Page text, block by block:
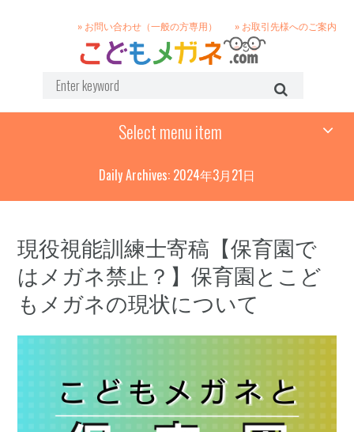
» お問い合わせ（一般の方専用） » お取引先様へのご案内
Select menu item
Daily Archives: 2024年3月21日
現役視能訓練士寄稿【保育園で
はメガネ禁止？】保育園とこど
もメガネの現状について